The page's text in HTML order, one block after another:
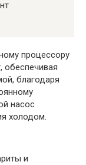
процессору
обеспечивая
благодаря
насос
холодом.
и